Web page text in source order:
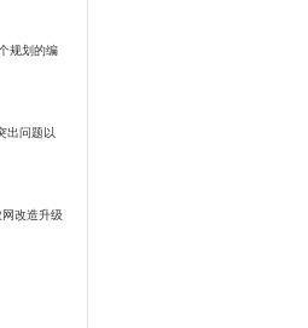
规划的编
出问题以
网改造升级